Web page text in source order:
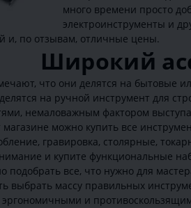
много времени просто
электроинструменты и
и, по отзывам, отличные цены.
Широкий
что они делятся на бытовые
на ручной инструмент для
немаловажным фактором
магазине можно купить все
гравировка, столярные,
и купите функциональные
подобрать все, что нужно для
выбрать массу правильных
эргономичными и